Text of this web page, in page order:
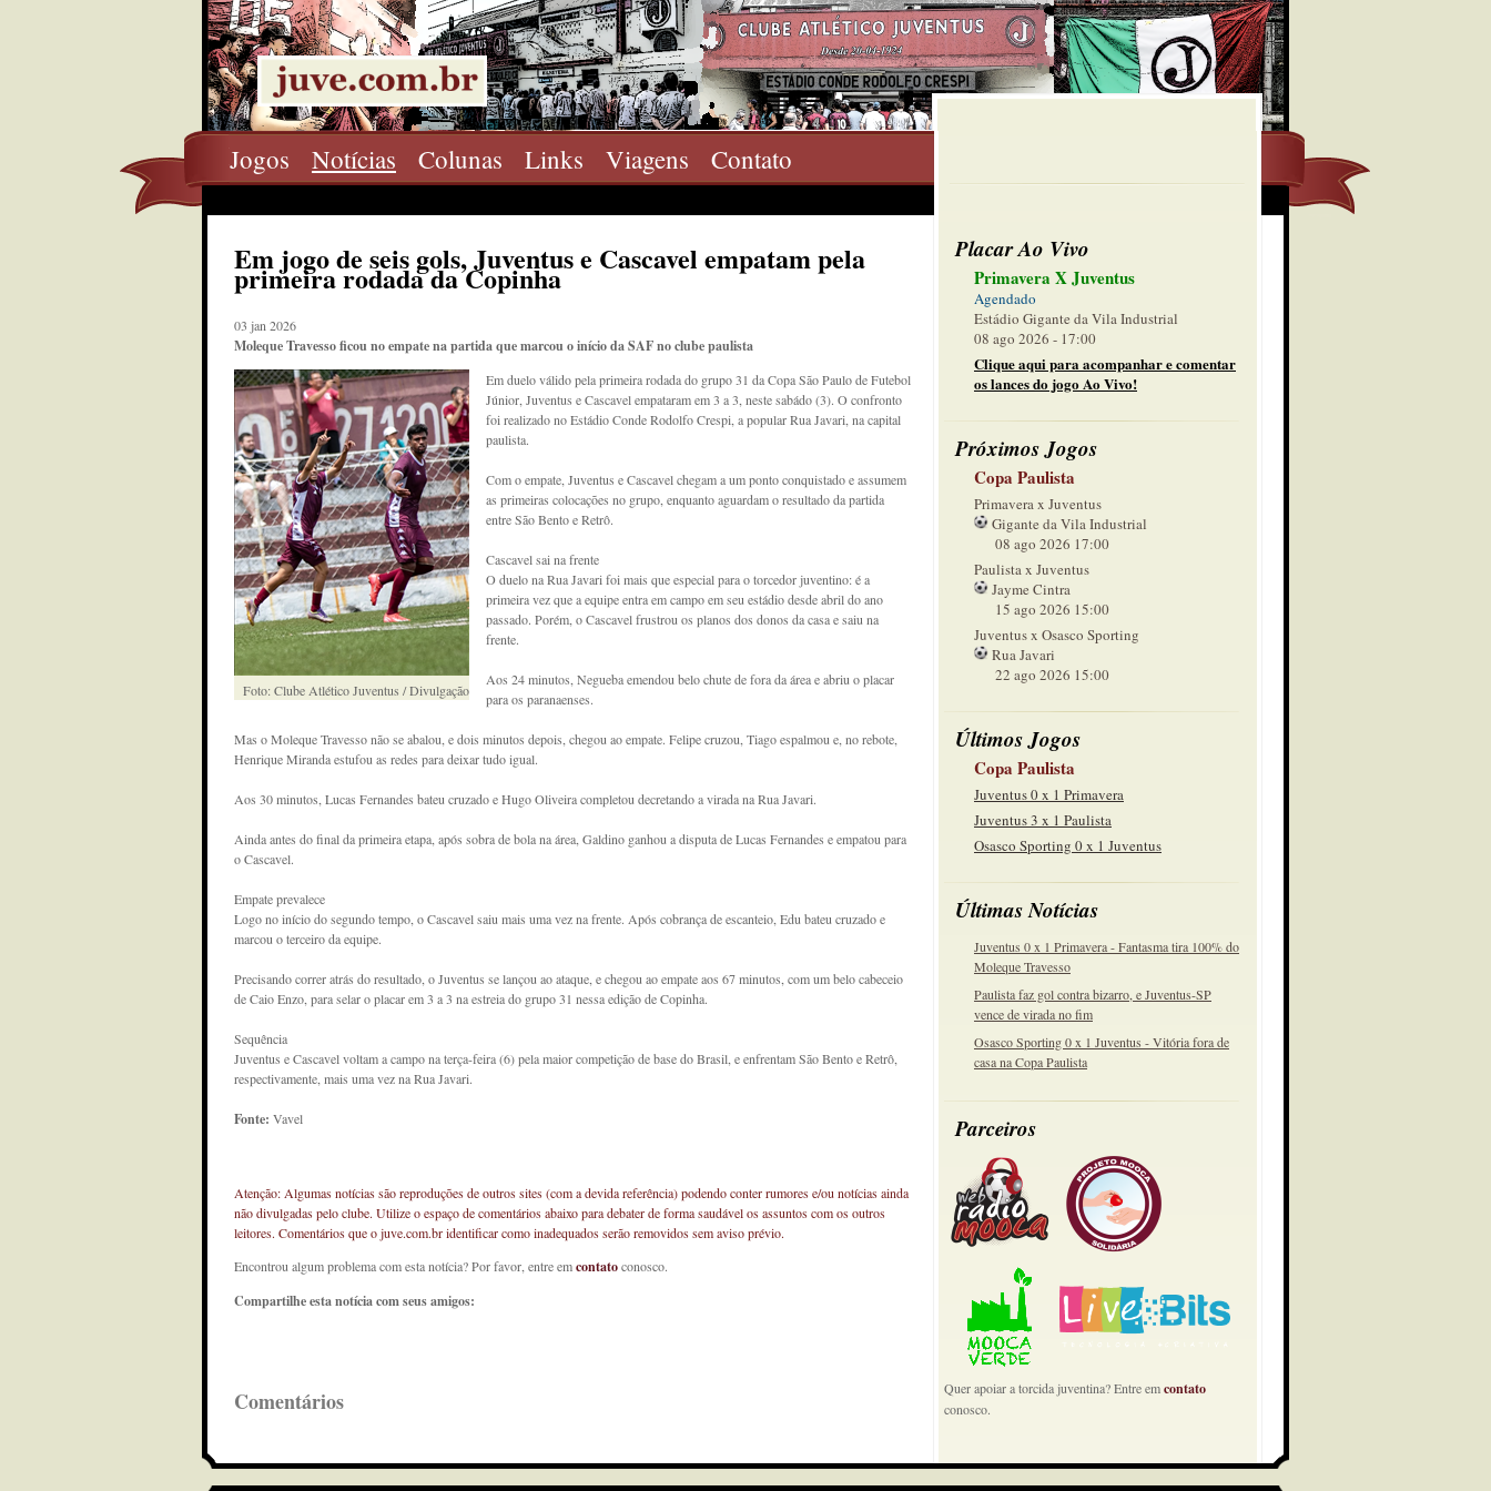
Jogos Notícias Colunas Links Viagens Contato
Placar Ao Vivo
Primavera X Juventus
Agendado
Estádio Gigante da Vila Industrial
08 ago 2026 - 17:00
Clique aqui para acompanhar e comentar
os lances do jogo Ao Vivo!
Próximos Jogos
Copa Paulista
Primavera x Juventus
Gigante da Vila Industrial
08 ago 2026 17:00
Paulista x Juventus
Jayme Cintra
15 ago 2026 15:00
Juventus x Osasco Sporting
Rua Javari
22 ago 2026 15:00
Últimos Jogos
Copa Paulista
Juventus 0 x 1 Primavera
Juventus 3 x 1 Paulista
Osasco Sporting 0 x 1 Juventus
Últimas Notícias
Juventus 0 x 1 Primavera - Fantasma tira 100% do
Moleque Travesso
Paulista faz gol contra bizarro, e Juventus-SP
vence de virada no fim
Osasco Sporting 0 x 1 Juventus - Vitória fora de
casa na Copa Paulista
Parceiros
Quer apoiar a torcida juventina? Entre emcontato
conosco.
Em jogo de seis gols, Juventus e Cascavel empatam pela
primeira rodada da Copinha
03 jan 2026
Moleque Travesso ficou no empate na partida que marcou o início da SAF no clube paulista
Foto: Clube Atlético Juventus / Divulgação
Em duelo válido pela primeira rodada do grupo 31 da Copa São Paulo de Futebol
Júnior, Juventus e Cascavel empataram em 3 a 3, neste sabádo (3). O confronto
foi realizado no Estádio Conde Rodolfo Crespi, a popular Rua Javari, na capital
paulista.
Com o empate, Juventus e Cascavel chegam a um ponto conquistado e assumem
as primeiras colocações no grupo, enquanto aguardam o resultado da partida
entre São Bento e Retrô.
Cascavel sai na frente
O duelo na Rua Javari foi mais que especial para o torcedor juventino: é a
primeira vez que a equipe entra em campo em seu estádio desde abril do ano
passado. Porém, o Cascavel frustrou os planos dos donos da casa e saiu na
frente.
Aos 24 minutos, Negueba emendou belo chute de fora da área e abriu o placar
para os paranaenses.
Mas o Moleque Travesso não se abalou, e dois minutos depois, chegou ao empate. Felipe cruzou, Tiago espalmou e, no rebote,
Henrique Miranda estufou as redes para deixar tudo igual.
Aos 30 minutos, Lucas Fernandes bateu cruzado e Hugo Oliveira completou decretando a virada na Rua Javari.
Ainda antes do final da primeira etapa, após sobra de bola na área, Galdino ganhou a disputa de Lucas Fernandes e empatou para
o Cascavel.
Empate prevalece
Logo no início do segundo tempo, o Cascavel saiu mais uma vez na frente. Após cobrança de escanteio, Edu bateu cruzado e
marcou o terceiro da equipe.
Precisando correr atrás do resultado, o Juventus se lançou ao ataque, e chegou ao empate aos 67 minutos, com um belo cabeceio
de Caio Enzo, para selar o placar em 3 a 3 na estreia do grupo 31 nessa edição de Copinha.
Sequência
Juventus e Cascavel voltam a campo na terça-feira (6) pela maior competição de base do Brasil, e enfrentam São Bento e Retrô,
respectivamente, mais uma vez na Rua Javari.
Fonte: Vavel
Atenção: Algumas notícias são reproduções de outros sites (com a devida referência) podendo conter rumores e/ou notícias ainda
não divulgadas pelo clube. Utilize o espaço de comentários abaixo para debater de forma saudável os assuntos com os outros
leitores. Comentários que o juve.com.br identificar como inadequados serão removidos sem aviso prévio.
Encontrou algum problema com esta notícia? Por favor, entre emcontatoconosco.
Compartilhe esta notícia com seus amigos:
Comentários